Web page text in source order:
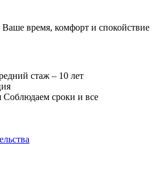
время, комфорт и спокойствие
стаж – 10 лет
Соблюдаем сроки и все